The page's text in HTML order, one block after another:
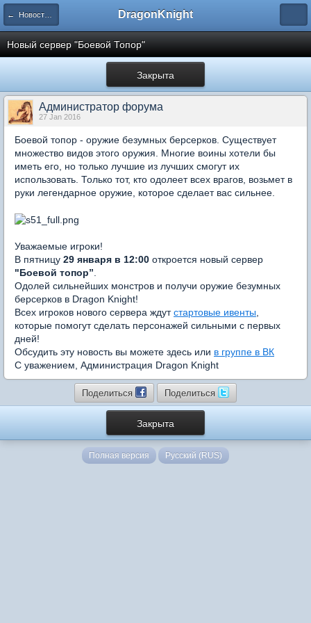
← Новости проекта DragonKnight
Новый сервер "Боевой Топор"
Закрыта
Администратор форума
27 Jan 2016
Боевой топор - оружие безумных берсерков. Существует
множество видов этого оружия. Многие воины хотели бы
иметь его, но только лучшие из лучших смогут их
использовать. Только тот, кто одолеет всех врагов, возьмет в
руки легендарное оружие, которое сделает вас сильнее.
Уважаемые игроки!
В пятницу 29 января в 12:00 откроется новый сервер
"Боевой топор”
Одолей сильнейших монстров и получи оружие безумных
берсерков в Dragon Knight!
Всех игроков нового сервера ждутстартовые ивенты
которые помогут сделать персонажей сильными с первых
дней!
Обсудить эту новость вы можете здесь или в группе в ВК
С уважением, Администрация Dragon Knight
Поделиться Поделиться
Закрыта
Полная версия Русский (RUS)